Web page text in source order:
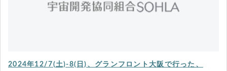
2024年12/7(土)-8(日)、グランフロント大阪で行った、